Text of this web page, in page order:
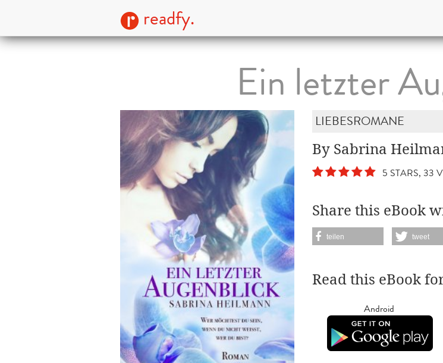
readfy.
Ein letzter
LIEBESROMANE
By Sabrina
5 STARS, 33
Share this eBook
teilen tweet
Read this eBook
Android